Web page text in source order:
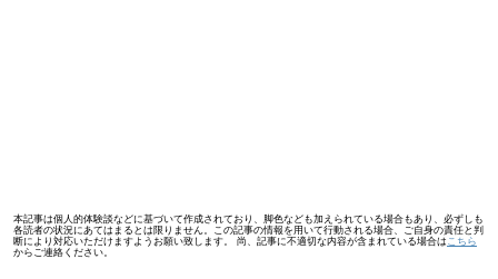
本記事は個人的体験談などに基づいて作成されており、脚色なども加えられている場合もあり、必ずしも
各読者の状況にあてはまるとは限りません。この記事の情報を用いて行動される場合、ご自身の責任と判
断により対応いただけますようお願い致します。 尚、記事に不適切な内容が含まれている場合は こちら
からご連絡ください。